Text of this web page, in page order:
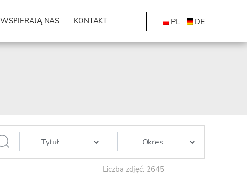
WSPIERAJĄ NAS KONTAKT PL DE
Liczba zdjęć: 2645